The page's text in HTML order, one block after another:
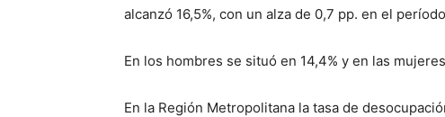
alcanzó 16,5%, con un alza de 0,7 pp. en el
En los hombres se situó en 14,4% y en las
En la Región Metropolitana la tasa de